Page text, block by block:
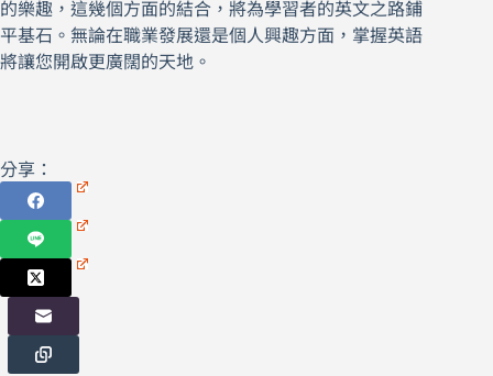
的樂趣，這幾個方面的結合，將為學習者的英文之路鋪
平基石。無論在職業發展還是個人興趣方面，掌握英語
將讓您開啟更廣闊的天地。
分享：